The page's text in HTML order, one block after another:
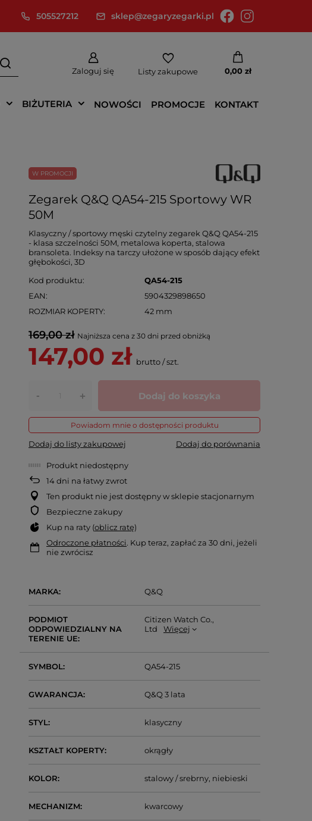
505527212 sklep@zegaryzegarki.pl
Zaloguj się Listy zakupowe 0,00 zł
BIŻUTERIA NOWOŚCI PROMOCJE KONTAKT
W PROMOCJI
Zegarek Q&Q QA54-215 Sportowy WR
50M
Klasyczny / sportowy męski czytelny zegarek Q&Q QA54-215
- klasa szczelności 50M, metalowa koperta, stalowa
bransoleta. Indeksy na tarczy ułożone w sposób dający efekt
głębokości, 3D
Kod produktu
QA54-215
EAN
5904329898650
ROZMIAR KOPERTY
42 mm
169,00 zł Najniższa cena z 30 dni przed obniżką
147,00 zł brutto/szt.
- + Dodaj do koszyka
Powiadom mnie o dostępności produktu
Dodaj do listy zakupowej Dodaj do porównania
Produkt niedostępny
14dni na łatwy zwrot
Ten produkt nie jest dostępny w sklepie stacjonarnym
Bezpieczne zakupy
Kup na raty (oblicz ratę)
Odroczone płatności. Kup teraz, zapłać za 30 dni, jeżeli
nie zwrócisz
MARKA Q&Q
PODMIOT
ODPOWIEDZIALNY NA
TERENIE UE
Citizen Watch Co.,
Ltd
Więcej
SYMBOL QA54-215
GWARANCJA Q&Q 3 lata
STYL klasyczny
KSZTAŁT KOPERTY okrągły
KOLOR stalowy / srebrny niebieski
MECHANIZM kwarcowy